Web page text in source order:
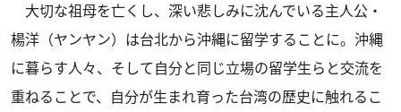
大切な祖母を亡くし、深い悲しみに沈んでいる主人公・
楊洋（ヤンヤン）は台北から沖縄に留学することに。沖縄
に暮らす人々、そして自分と同じ立場の留学生らと交流を
重ねることで、自分が生まれ育った台湾の歴史に触れるこ